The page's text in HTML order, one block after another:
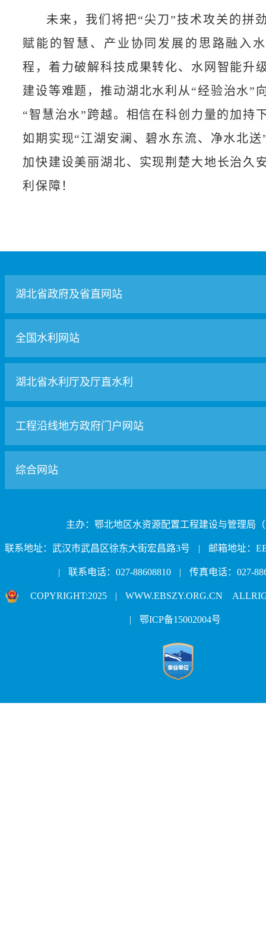
未来，我们将把“尖刀”技术攻关的拼
赋能的智慧、产业协同发展的思路融入
程，着力破解科技成果转化、水网智能升
建设等难题，推动湖北水利从“经验治水”
“智慧治水”跨越。相信在科创力量的加持
如期实现“江湖安澜、碧水东流、净水北送
加快建设美丽湖北、实现荆楚大地长治久
利保障！
湖北省政府及省直网站
全国水利网站
湖北省水利厅及厅直水利
工程沿线地方政府门户网站
综合网站
主办：鄂北地区水资源配置工程建设与管理局
联系地址：武汉市武昌区徐东大街宏昌路3号 | 邮箱地址：
| 联系电话：027-88608810 | 传真电话：027-
COPYRIGHT:2025 | WWW.EBSZY.ORG.CN
| 鄂ICP备15002004号